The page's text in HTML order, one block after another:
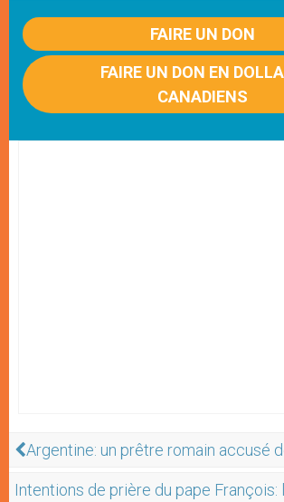
FAIRE UN DON
FAIRE UN DON EN
CANADIENS
Argentine: un prêtre romain accusé
Intentions de prière du pape François: